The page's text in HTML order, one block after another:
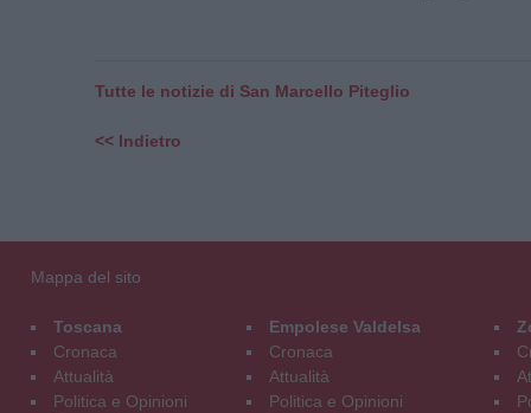
Tutte le notizie di San Marcello Piteglio
<< Indietro
Mappa del sito
Toscana
Cronaca
Attualità
Politica e Opinioni
Empolese Valdelsa
Cronaca
Attualità
Politica e Opinioni